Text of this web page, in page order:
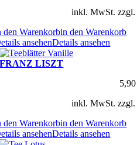
inkl. MwSt. zzgl.
den Warenkorbin den Warenkorb
ansehenDetails ansehen
FRANZ LISZT
5,90
inkl. MwSt. zzgl.
den Warenkorbin den Warenkorb
ansehenDetails ansehen